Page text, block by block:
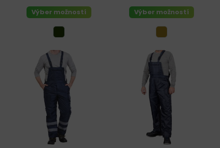
Výber možností Výber možností